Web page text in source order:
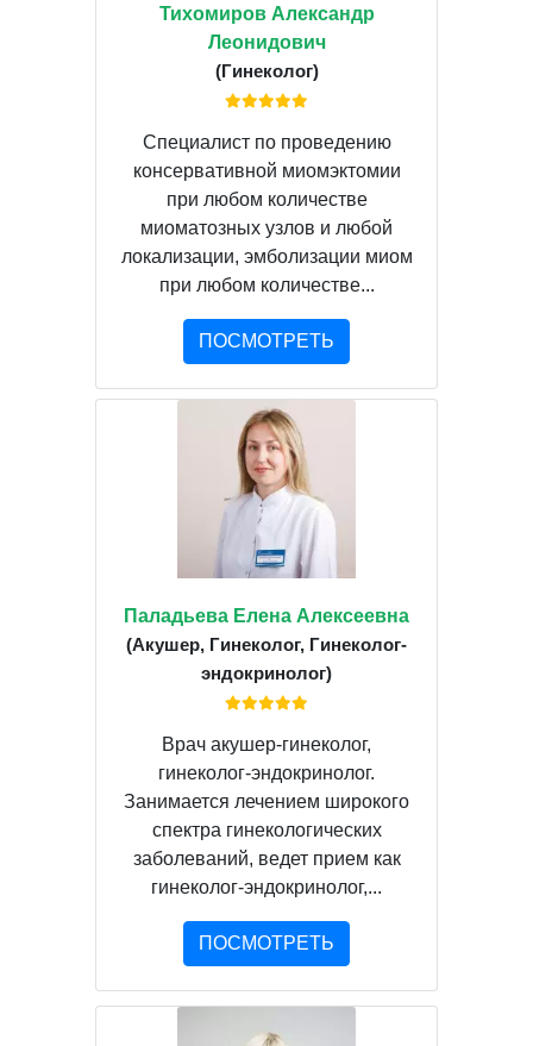
Тихомиров Александр
Леонидович
(Гинеколог)
Специалист по проведению
консервативной миомэктомии
при любом количестве
миоматозных узлов и любой
локализации, эмболизации миом
при любом количестве...
ПОСМОТРЕТЬ
Паладьева Елена Алексеевна
(Акушер, Гинеколог, Гинеколог-
эндокринолог)
Врач акушер-гинеколог,
гинеколог-эндокринолог.
Занимается лечением широкого
спектра гинекологических
заболеваний, ведет прием как
гинеколог-эндокринолог,...
ПОСМОТРЕТЬ